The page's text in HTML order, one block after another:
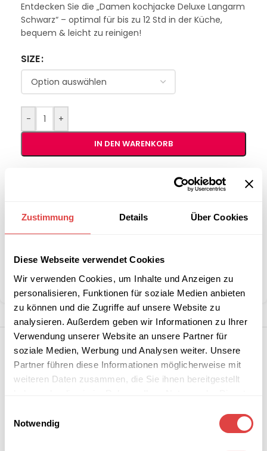
Zustimmung Details Über Cookies
Diese Webseite verwendet Cookies
Wir verwenden Cookies, um Inhalte und Anzeigen zu
personalisieren, Funktionen für soziale Medien anbieten
zu können und die Zugriffe auf unsere Website zu
analysieren. Außerdem geben wir Informationen zu Ihrer
Verwendung unserer Website an unsere Partner für
soziale Medien, Werbung und Analysen weiter. Unsere
Partner führen diese Informationen möglicherweise mit
weiteren Daten zusammen, die Sie ihnen bereitgestellt
Notwendig
Entdecken Sie die „Damen kochjacke Deluxe Langarm
Schwarz“ – optimal für bis zu 12 Std in der Küche,
bequem & leicht zu reinigen!
SIZE
- +
IN DEN WARENKORB
B2B-Angebot
anfordern
Kategorie: Kochjacken Damen
Teilen: